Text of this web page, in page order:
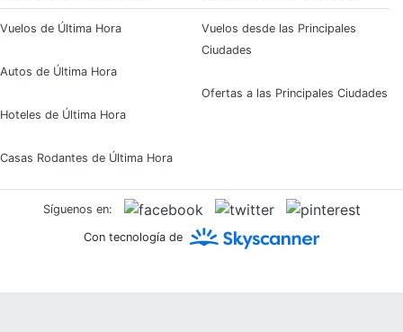
Vuelos de Última Hora
Autos de Última Hora
Hoteles de Última Hora
Casas Rodantes de Última Hora
Vuelos desde las Principales
Ciudades
Ofertas a las Principales Ciudades
Síguenos en:
Con tecnología de